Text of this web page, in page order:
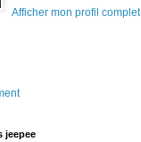
Afficher mon profil complet
jeepee